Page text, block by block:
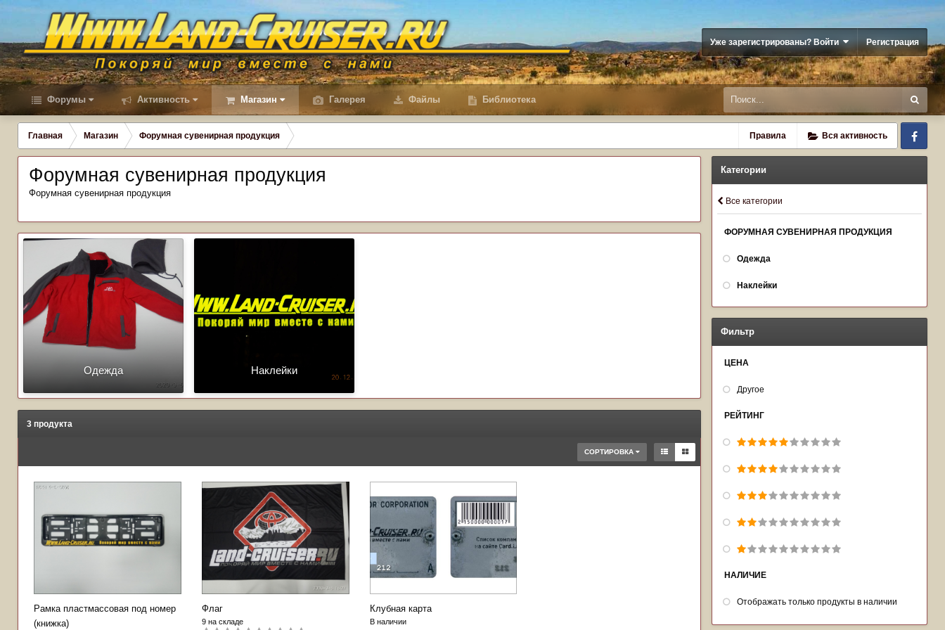
Уже зарегистрированы? Войти Регистрация
Форумы Активность Магазин Галерея Файлы Библиотека
Правила Вся активность
Главная Магазин Форумная сувенирная продукция
Форумная сувенирная продукция
Форумная сувенирная продукция
Одежда Наклейки
3 продукта
СОРТИРОВКА
Рамка пластмассовая под номер
(книжка)
Флаг
9 на складе
Клубная карта
В наличии
Категории
Все категории
ФОРУМНАЯ СУВЕНИРНАЯ ПРОДУКЦИЯ
Одежда
Наклейки
Фильтр
ЦЕНА
Другое
РЕЙТИНГ
НАЛИЧИЕ
Отображать только продукты в наличии